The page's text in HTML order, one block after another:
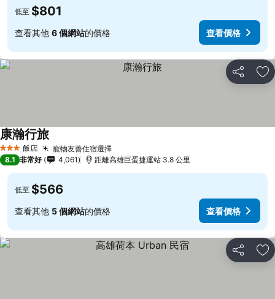
低至 $801
查看其他 6 個網站的價格 查看價格
分享 加
3 星級 飯店 寵物友善住宿選擇
康瀚行旅
8.1 非常好 4,061 距離高雄巨蛋捷運站 3.8 公里
低至 $566
查看其他 5 個網站的價格 查看價格
分享 加